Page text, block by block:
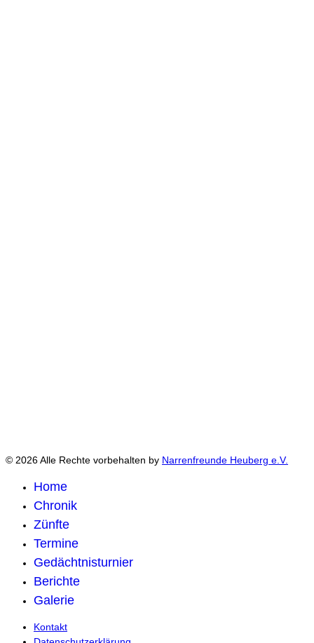
© 2026 Alle Rechte vorbehalten by Narrenfreunde Heuberg e.V.
Home
Chronik
Zünfte
Termine
Gedächtnisturnier
Berichte
Galerie
Kontakt